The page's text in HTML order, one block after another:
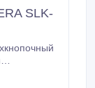
SLK-